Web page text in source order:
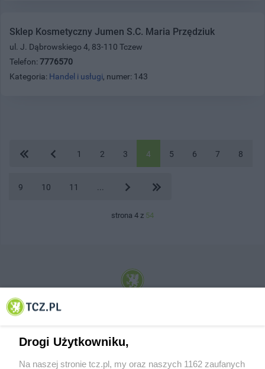
Sklep Kosmetyczny Jumen S.C. Maria Przędziuk
ul. J. Dąbrowskiego 4, 83-110 Tczew
Telefon: 7776570
Kategoria: Handel i usługi, numer: 143
1 2 3 4 5 6 7 8
9 10 11
strona 4 z 54
© 2001-2026 Tczew - TCZ.PL Sp. z o.o. Internetowy Serwis Informacyjny Miasta
Drogi Użytkowniku,
Na naszej stronie tcz.pl, my oraz naszych 1162 zaufanych